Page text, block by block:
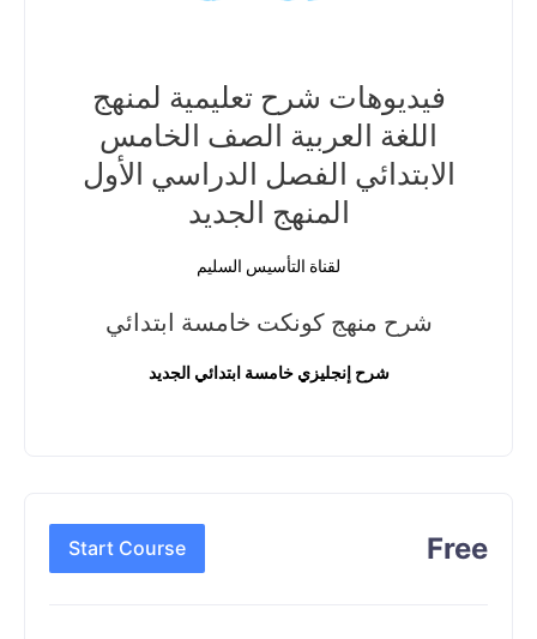
فيديوهات شرح تعليمية لمنهج
اللغة العربية الصف الخامس
الابتدائي الفصل الدراسي الأول
المنهج الجديد
لقناة التأسيس السليم
شرح منهج كونكت خامسة ابتدائي
شرح إنجليزي خامسة ابتدائي الجديد
Free
Start Course